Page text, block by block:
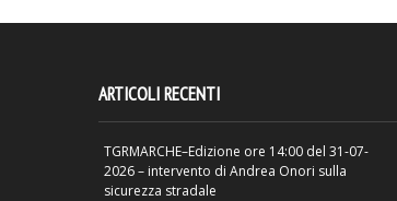
ARTICOLI RECENTI
TGRMARCHE–Edizione ore 14:00 del 31-07-
2026 – intervento di Andrea Onori sulla
sicurezza stradale